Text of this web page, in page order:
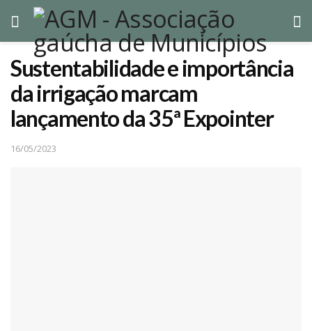
Sustentabilidade e importância
da irrigação marcam
lançamento da 35ª Expointer
16/05/2023